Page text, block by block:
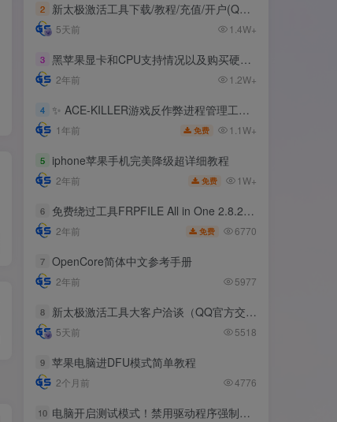
2 新太极激活工具下载/教程/充值/开户(QQ交流群号:523943346)
5天前 1.4W+
3 黑苹果显卡和CPU支持情况以及购买硬件防踩坑指南
2年前 1.2W+
4 ✨ ACE-KILLER游戏反作弊进程管理工具 ✨
1年前 免费 1.1W+
5 iphone苹果手机完美降级超详细教程
2年前 免费 1W+
6 免费绕过工具FRPFILE All in One 2.8.2，支持iOS 12.5.3~14.8
2年前 免费 6770
7 OpenCore简体中文参考手册
2年前 5977
8 新太极激活工具大客户洽谈（QQ官方交流群：523943346）
5天前 5518
9 苹果电脑进DFU模式简单教程
2个月前 4776
10 电脑开启测试模式！禁用驱动程序强制签名！（大概操作方法）